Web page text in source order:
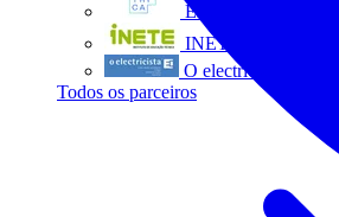
Eletrica
INETE
O electricista
Todos os parceiros